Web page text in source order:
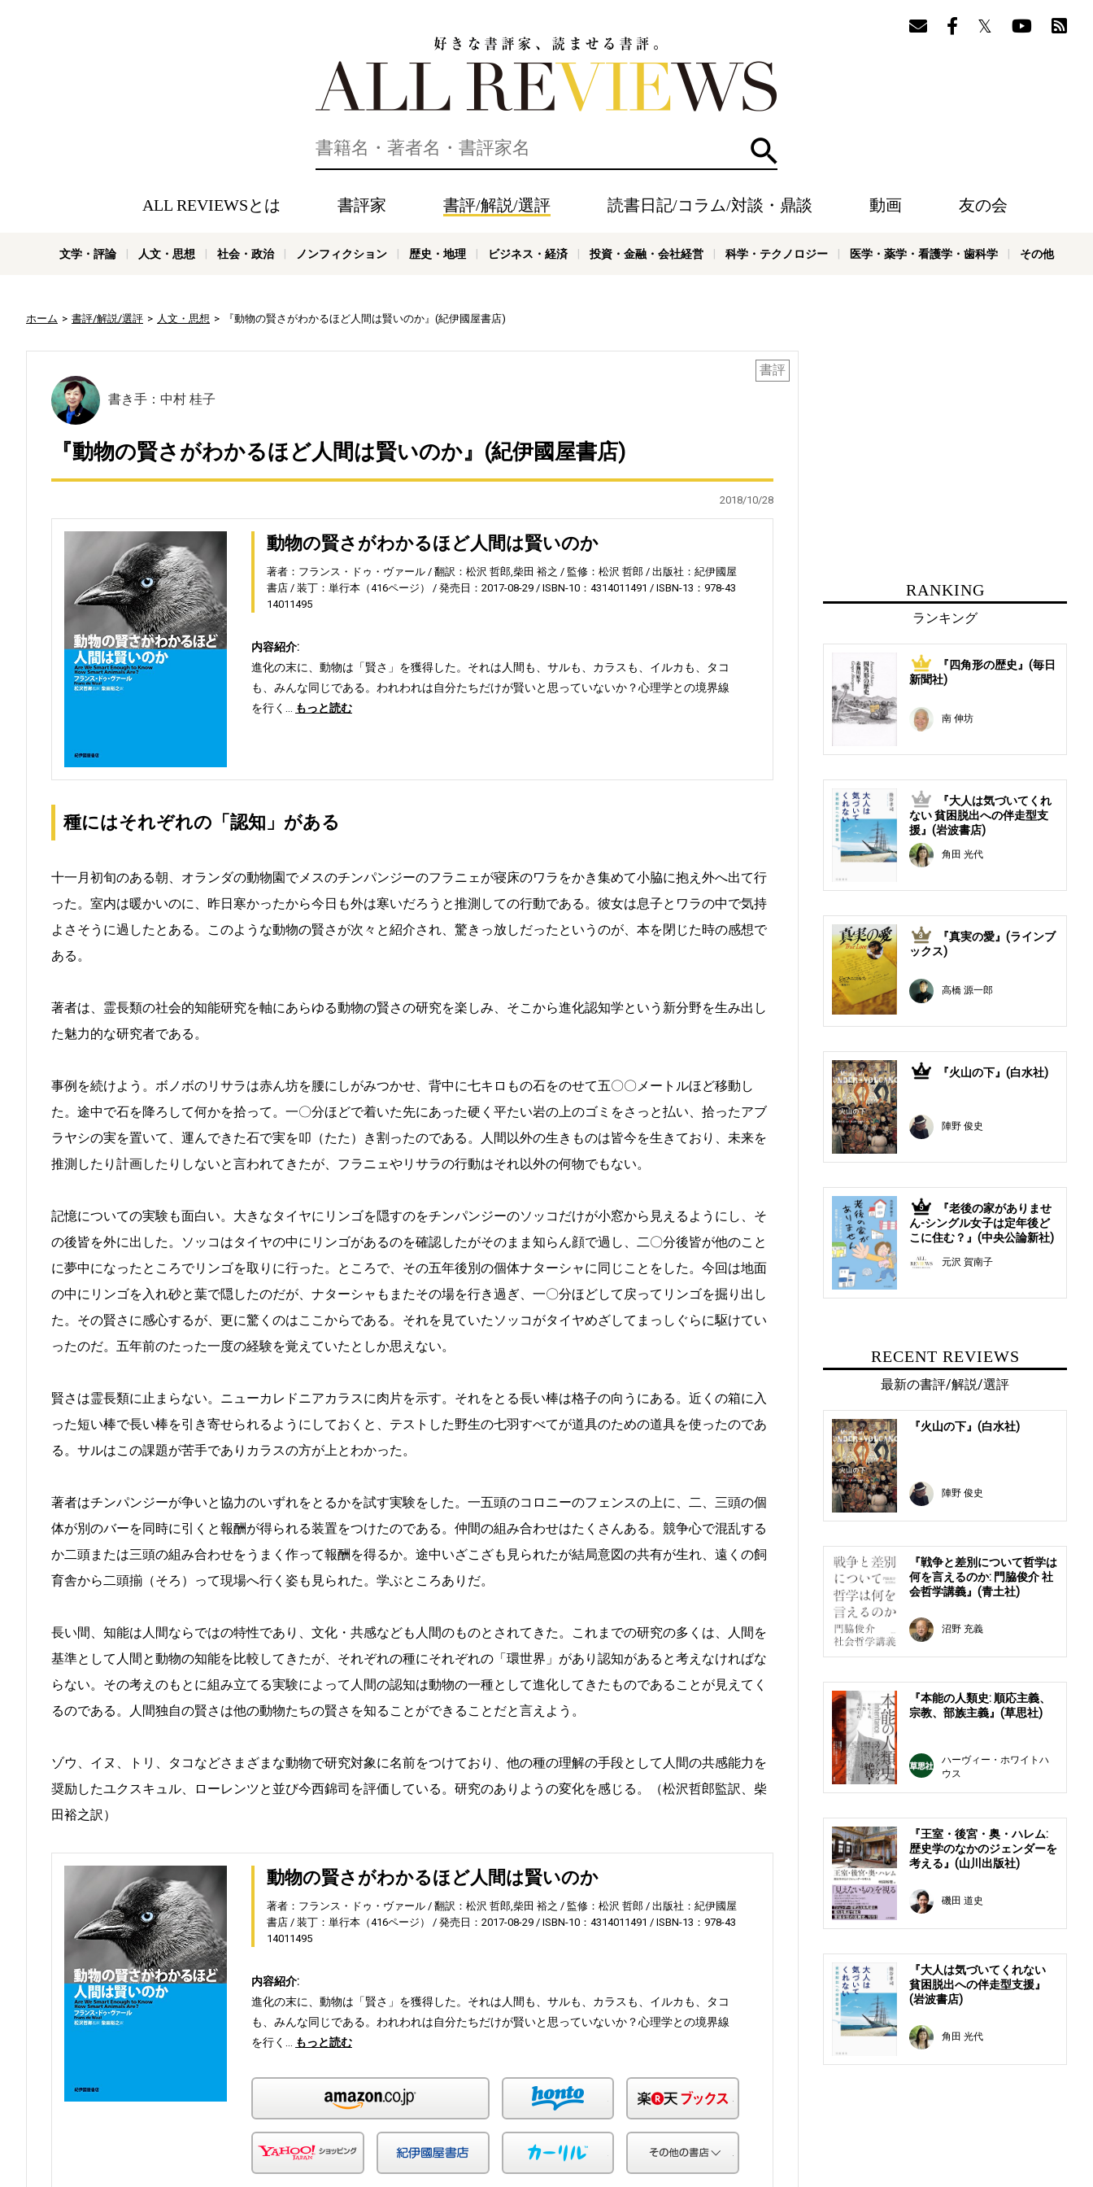
検索
ALL REVIEWSとは 書評家 書評/解説/選評 読書日記/コラム/対談・鼎談 動画 友の会
文学・評論 人文・思想 社会・政治 ノンフィクション 歴史・地理 ビジネス・経済 投資・金融・会社経営 科学・テクノロジー 医学・薬学・看護学・歯科学 その他
ホーム 書評/解説/選評 人文・思想 『動物の賢さがわかるほど人間は賢いのか』(紀伊國屋書店)
書評
書き手：中村 桂子
『動物の賢さがわかるほど人間は賢いのか』(紀伊國屋書店)
2018/10/28
動物の賢さがわかるほど人間は賢いのか
著者：フランス・ドゥ・ヴァール 翻訳：松沢 哲郎,柴田 裕之 監修：松沢 哲郎
出版社：紀伊國屋
書店
装丁：単行本（416ページ） 発売日：2017-08-29 ISBN-10：4314011491
ISBN-13：978-43
14011495
内容紹介:
進化の末に、動物は「賢さ」を獲得した。それは人間も、サルも、カラスも、イルカも、タコ
も、みんな同じである。われわれは自分たちだけが賢いと思っていないか？心理学との境界線
を行く…
もっと読む
種にはそれぞれの「認知」がある
十一月初旬のある朝、オランダの動物園でメスのチンパンジーのフラニェが寝床のワラをかき集めて小脇に抱え外へ出て行
った。室内は暖かいのに、昨日寒かったから今日も外は寒いだろうと推測しての行動である。彼女は息子とワラの中で気持
よさそうに過したとある。このような動物の賢さが次々と紹介され、驚きっ放しだったというのが、本を閉じた時の感想で
ある。
著者は、霊長類の社会的知能研究を軸にあらゆる動物の賢さの研究を楽しみ、そこから進化認知学という新分野を生み出し
た魅力的な研究者である。
事例を続けよう。ボノボのリサラは赤ん坊を腰にしがみつかせ、背中に七キロもの石をのせて五〇〇メートルほど移動し
た。途中で石を降ろして何かを拾って。一〇分ほどで着いた先にあった硬く平たい岩の上のゴミをさっと払い、拾ったアブ
ラヤシの実を置いて、運んできた石で実を叩（たた）き割ったのである。人間以外の生きものは皆今を生きており、未来を
推測したり計画したりしないと言われてきたが、フラニェやリサラの行動はそれ以外の何物でもない。
記憶についての実験も面白い。大きなタイヤにリンゴを隠すのをチンパンジーのソッコだけが小窓から見えるようにし、そ
の後皆を外に出した。ソッコはタイヤの中にリンゴがあるのを確認したがそのまま知らん顔で過し、二〇分後皆が他のこと
に夢中になったところでリンゴを取りに行った。ところで、その五年後別の個体ナターシャに同じことをした。今回は地面
の中にリンゴを入れ砂と葉で隠したのだが、ナターシャもまたその場を行き過ぎ、一〇分ほどして戻ってリンゴを掘り出し
た。その賢さに感心するが、更に驚くのはここからである。それを見ていたソッコがタイヤめざしてまっしぐらに駆けてい
ったのだ。五年前のたった一度の経験を覚えていたとしか思えない。
賢さは霊長類に止まらない。ニューカレドニアカラスに肉片を示す。それをとる長い棒は格子の向うにある。近くの箱に入
った短い棒で長い棒を引き寄せられるようにしておくと、テストした野生の七羽すべてが道具のための道具を使ったのであ
る。サルはこの課題が苦手でありカラスの方が上とわかった。
著者はチンパンジーが争いと協力のいずれをとるかを試す実験をした。一五頭のコロニーのフェンスの上に、二、三頭の個
体が別のバーを同時に引くと報酬が得られる装置をつけたのである。仲間の組み合わせはたくさんある。競争心で混乱する
か二頭または三頭の組み合わせをうまく作って報酬を得るか。途中いざこざも見られたが結局意図の共有が生れ、遠くの飼
育舎から二頭揃（そろ）って現場へ行く姿も見られた。学ぶところありだ。
長い間、知能は人間ならではの特性であり、文化・共感なども人間のものとされてきた。これまでの研究の多くは、人間を
基準として人間と動物の知能を比較してきたが、それぞれの種にそれぞれの「環世界」があり認知があると考えなければな
らない。その考えのもとに組み立てる実験によって人間の認知は動物の一種として進化してきたものであることが見えてく
るのである。人間独自の賢さは他の動物たちの賢さを知ることができることだと言えよう。
ゾウ、イヌ、トリ、タコなどさまざまな動物で研究対象に名前をつけており、他の種の理解の手段として人間の共感能力を
奨励したユクスキュル、ローレンツと並び今西錦司を評価している。研究のありようの変化を感じる。（松沢哲郎監訳、柴
田裕之訳）
動物の賢さがわかるほど人間は賢いのか
著者：フランス・ドゥ・ヴァール 翻訳：松沢 哲郎,柴田 裕之 監修：松沢 哲郎
出版社：紀伊國屋
書店
装丁：単行本（416ページ） 発売日：2017-08-29 ISBN-10：4314011491
ISBN-13：978-43
14011495
内容紹介:
進化の末に、動物は「賢さ」を獲得した。それは人間も、サルも、カラスも、イルカも、タコ
も、みんな同じである。われわれは自分たちだけが賢いと思っていないか？心理学との境界線
を行く…
もっと読む
honto
Yahoo!ショッピング 紀伊国屋 カーリル
RANKING
ランキング
1
『四角形の歴史』(毎日
新聞社)
南 伸坊
2
『大人は気づいてくれ
ない 貧困脱出への伴走型支
援』(岩波書店)
角田 光代
3
『真実の愛』(ラインブ
ックス)
高橋 源一郎
4 『火山の下』(白水社)
陣野 俊史
5
『老後の家がありませ
ん-シングル女子は定年後ど
こに住む？』(中央公論新社)
元沢 賀南子
RECENT REVIEWS
最新の書評/解説/選評
『火山の下』(白水社)
陣野 俊史
『戦争と差別について哲学は
何を言えるのか: 門脇俊介 社
会哲学講義』(青土社)
沼野 充義
『本能の人類史: 順応主義、
宗教、部族主義』(草思社)
ハーヴィー・ホワイトハ
ウス
『王室・後宮・奥・ハレム:
歴史学のなかのジェンダーを
考える』(山川出版社)
磯田 道史
『大人は気づいてくれない
貧困脱出への伴走型支援』
(岩波書店)
角田 光代